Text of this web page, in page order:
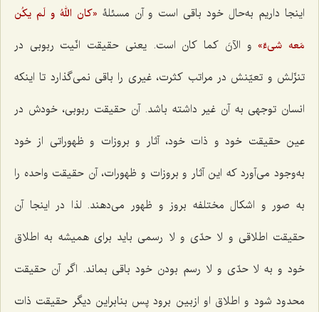
اینجا داریم به‌حال خود باقی است و آن مسئلۀ «کان اللهُ و لَم یکُن
مَعه شیءٌ» و الآنَ کما کان است. یعنی حقیقت انّیت ربوبی در
تنزّلش و تعیّنش در مراتب کثرت، غیری را باقی نمی‌گذارد تا اینکه
انسان توجهی به آن غیر داشته باشد. آن حقیقت ربوبی، خودش در
عین حقیقت خود و ذات خود، آثار و بروزات و ظهوراتی از خود
به‌وجود می‌آورد که این آثار و بروزات و ظهورات، آن حقیقت واحده را
به صور و اشکال مختلفه بروز و ظهور می‌دهند. لذا در اینجا آن
حقیقت اطلاقی و لا حدّی و لا رسمی باید برای همیشه به اطلاق
خود و به لا حدّی و لا رسم بودن خود باقی بماند. اگر آن حقیقت
محدود شود و اطلاق او ازبین برود پس بنابراین دیگر حقیقت ذات